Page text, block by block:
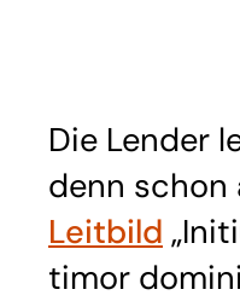
Die Lender
denn schon
Leitbild
timor